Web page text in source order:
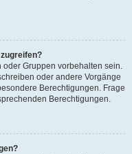
oder Gruppen vorbehalten sein.
oder andere Vorgänge
Berechtigungen. Frage
Berechtigungen.